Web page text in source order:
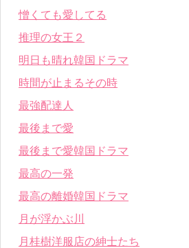
憎くても愛してる
推理の女王２
明日も晴れ韓国ドラマ
時間が止まるその時
最強配達人
最後まで愛
最後まで愛韓国ドラマ
最高の一発
最高の離婚韓国ドラマ
月が浮かぶ川
月桂樹洋服店の紳士たち